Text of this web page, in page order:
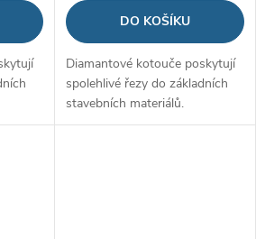
DO KOŠÍKU
Diamantové kotouče poskytují
spolehlivé řezy do základních
stavebních materiálů.